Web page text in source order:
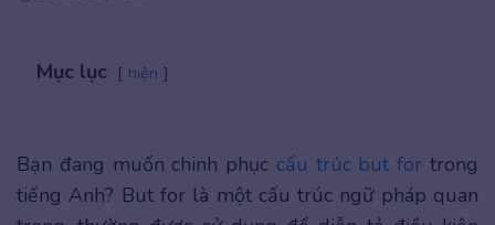
Mục lục hiện
Bạn đang muốn chinh phục cấu trúc but for trong
tiếng Anh? But for là một cấu trúc ngữ pháp quan